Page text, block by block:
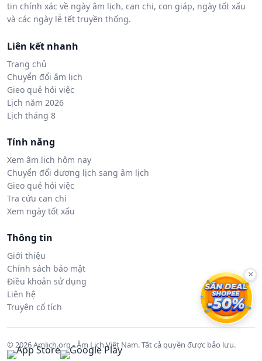
tin chính xác về ngày âm lịch, can chi, con giáp, ngày tốt xấu
và các ngày lễ tết truyền thống.
Liên kết nhanh
Trang chủ
Chuyển đổi âm lịch
Gieo quẻ hỏi việc
Lịch năm 2026
Lịch tháng 8
Tính năng
Xem âm lịch hôm nay
Chuyển đổi dương lịch sang âm lịch
Gieo quẻ hỏi việc
Tra cứu can chi
Xem ngày tốt xấu
Thông tin
Giới thiệu
Chính sách bảo mật
Điều khoản sử dụng
Liên hệ
Truyện cổ tích
© 2026 Amlich.org - Âm Lịch Việt Nam. Tất cả quyền được bảo lưu.
×